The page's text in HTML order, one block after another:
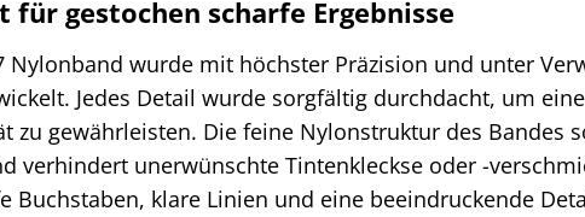
gestochen scharfe Ergebnisse
Nylonband wurde mit höchster Präzision und unter
Jedes Detail wurde sorgfältig durchdacht, um eine
zu gewährleisten. Die feine Nylonstruktur des Bandes
verhindert unerwünschte Tintenkleckse oder -
Buchstaben, klare Linien und eine beeindruckende